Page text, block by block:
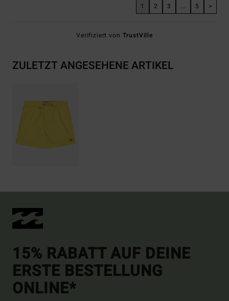
1 2 3 ... 5 >
Verifiziert von TrustVille
ZULETZT ANGESEHENE ARTIKEL
15% RABATT AUF DEINE
ERSTE BESTELLUNG
ONLINE*